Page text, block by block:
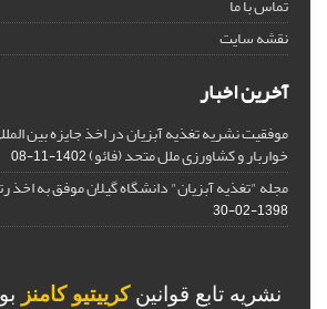
تماس با ما
نقشه سایت
آخرین اخبار
موفقیت نشریه تغذیه آبزیان در اخذ جایزه بین
خواربار و کشاورزی ملل متحد (فائو)1402-11-08
مجله "تغذیه آبزیان" دانشگاه گیلان موفق به
1398-02-30
نشریه تابع قوانینکرییتیو کامنز